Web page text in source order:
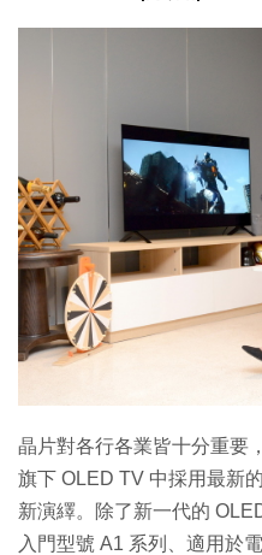
教學評測
生成式AI與雲端應用
Enterprise Digital
特集
晶片對各行各業皆十分重要
旗下 OLED TV 中採用最新
新演繹。除了新一代的
入門型號 A1 系列、適用於